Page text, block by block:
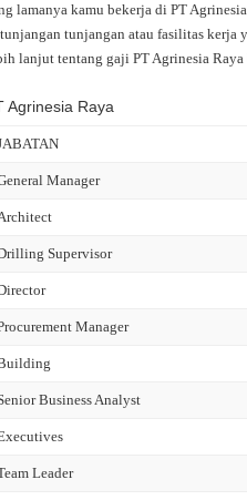
lamanya kamu bekerja di PT
tunjangan atau fasilitas kerja
lanjut tentang gaji PT Agrinesia
Agrinesia Raya
Manager
Supervisor
Manager
Business Analyst
Leader